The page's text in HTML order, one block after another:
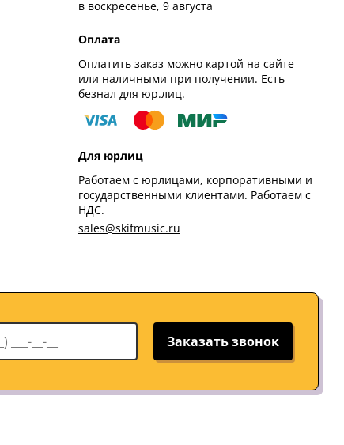
в воскресенье, 9 августа
Оплата
Оплатить заказ можно картой на сайте
или наличными при получении. Есть
безнал для юр.лиц.
Для юрлиц
Работаем с юрлицами, корпоративными и
государственными клиентами. Работаем с
НДС.
sales@skifmusic.ru
Заказать звонок